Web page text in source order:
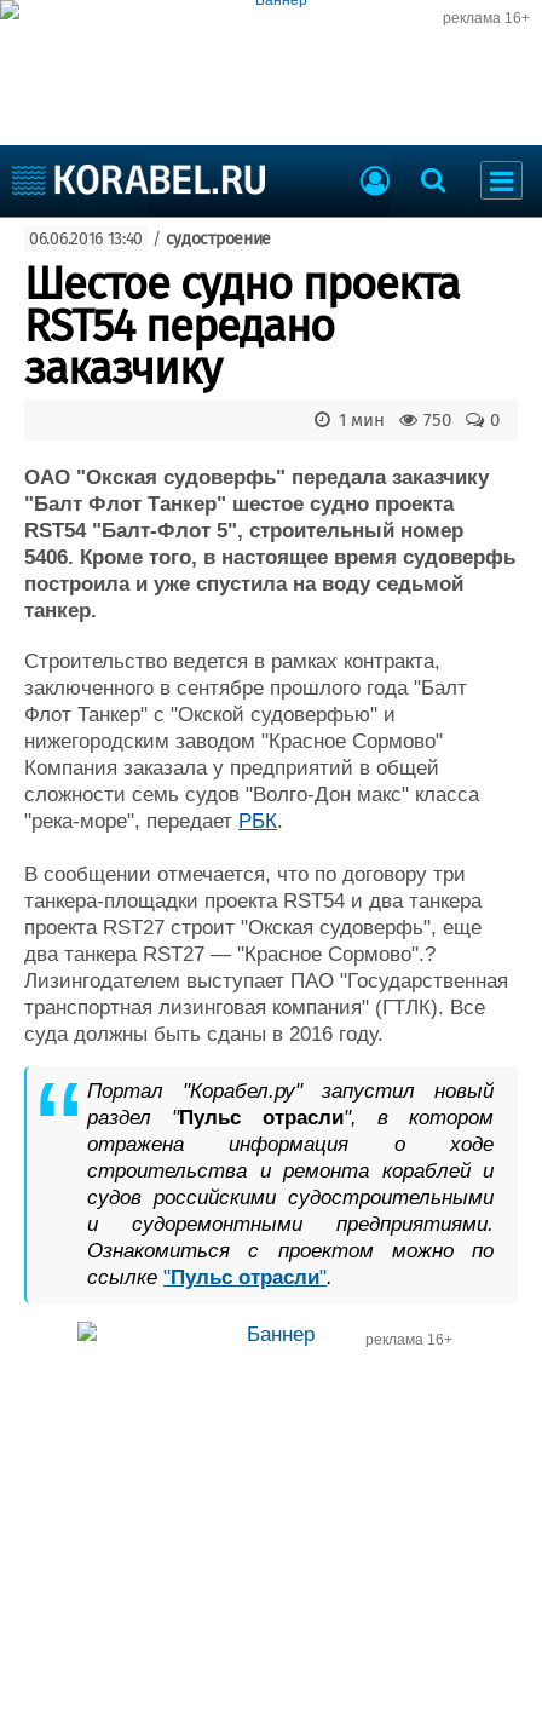
реклама 16+
Судоходство
Судоремонт
События
Пресс-релизы
Порты
ВМФ
Судостроение
Пульс
Новости
Компании
Репутация
Крюинг
Журнал
Реклама
Торговая площадка
Доска объявлений
Продажа флота
Оборудование
Изделия
Услуги
Конференции
Выставки и семинары
Словарь
Флот
Отзывы
Все службы
06.06.2016 13:40 / судостроение
Шестое судно проекта
RST54 передано
заказчику
0
750
1 мин
ОАО "Окская судоверфь" передала заказчику
"Балт Флот Танкер" шестое судно проекта
RST54 "Балт-Флот 5", строительный номер
5406. Кроме того, в настоящее время судоверфь
построила и уже спустила на воду седьмой
танкер.
Строительство ведется в рамках контракта,
заключенного в сентябре прошлого года "Балт
Флот Танкер" с "Окской судоверфью" и
нижегородским заводом "Красное Сормово"
Компания заказала у предприятий в общей
сложности семь судов "Волго-Дон макс" класса
"река-море", передает РБК.
В сообщении отмечается, что по договору три
танкера-площадки проекта RST54 и два танкера
проекта RST27 строит "Окская судоверфь", еще
два танкера RST27 — "Красное Сормово".?
Лизингодателем выступает ПАО "Государственная
транспортная лизинговая компания" (ГТЛК). Все
суда должны быть сданы в 2016 году.
Портал "Корабел.ру" запустил новый
раздел "Пульс отрасли", в котором
отражена информация о ходе
строительства и ремонта кораблей и
судов российскими судостроительными
и судоремонтными предприятиями.
Ознакомиться с проектом можно по
ссылке "Пульс отрасли".
реклама 16+